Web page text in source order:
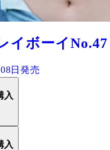
イボーイNo.47
日発売
入
入